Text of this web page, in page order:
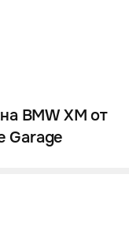
BMW XM от
Garage